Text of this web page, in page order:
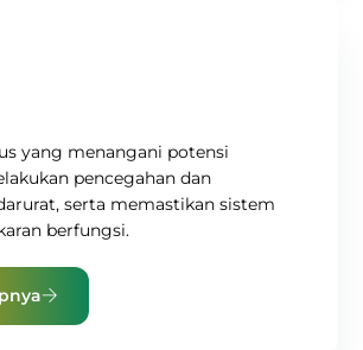
yang menangani potensi
pencegahan dan
serta memastikan sistem
berfungsi.